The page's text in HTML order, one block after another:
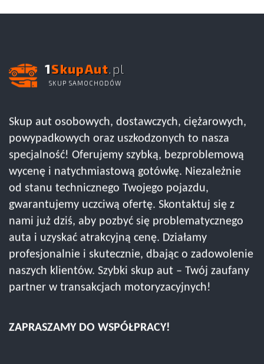
1SkupAut.pl
SKUP SAMOCHODÓW
Skup aut osobowych, dostawczych, ciężarowych,
powypadkowych oraz uszkodzonych to nasza
specjalność! Oferujemy szybką, bezproblemową
wycenę i natychmiastową gotówkę. Niezależnie
od stanu technicznego Twojego pojazdu,
gwarantujemy uczciwą ofertę. Skontaktuj się z
nami już dziś, aby pozbyć się problematycznego
auta i uzyskać atrakcyjną cenę. Działamy
profesjonalnie i skutecznie, dbając o zadowolenie
naszych klientów. Szybki skup aut – Twój zaufany
partner w transakcjach motoryzacyjnych!
ZAPRASZAMY DO WSPÓŁPRACY!